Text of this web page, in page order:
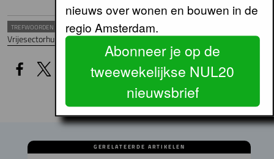
TREFWOORDEN
Vrijesectorhuur METROPOOLREGIO - MRA Woningmarkt
GERELATEERDE ARTIKELEN
nieuws over wonen en bouwen in de
regio Amsterdam.
Abonneer je op de
tweewekelijkse NUL20
nieuwsbrief